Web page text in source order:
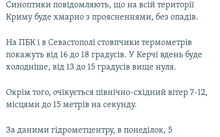
Усі сайти RFE/RL
Синоптики повідомляють, що на всій території
Криму буде хмарно з проясненнями, без опадів.
На ПБК і в Севастополі стовпчики термометрів
покажуть від 16 до 18 градусів. У Керчі вдень буде
холодніше, від 13 до 15 градусів вище нуля.
Окрім того, очікується північно-східний вітер 7-12,
місцями до 15 метрів на секунду.
За даними гідрометцентру, в понеділок, 5